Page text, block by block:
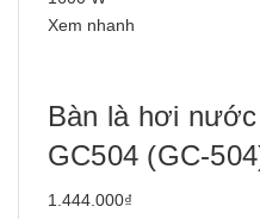
Xem nhanh
Bàn là hơi
GC504 (GC-
1.444.000₫